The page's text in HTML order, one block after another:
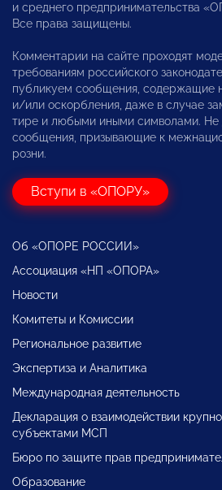
и среднего предпринимательства
Все права защищены.
Комментарии на сайте проходят
требованиям российского
публикуем сообщения, содержащие
и/или оскорбления, даже в случае
тире и любыми иными символами. Не
сообщения, призывающие к
розни.
Вступи в «ОПОРУ»
Об «ОПОРЕ РОССИИ»
Ассоциация «НП «ОПОРА»
Новости
Комитеты и Комиссии
Региональное развитие
Экспертиза и Аналитика
Международная деятельность
Декларация о взаимодействии
субъектами МСП
Бюро по защите прав
Образование